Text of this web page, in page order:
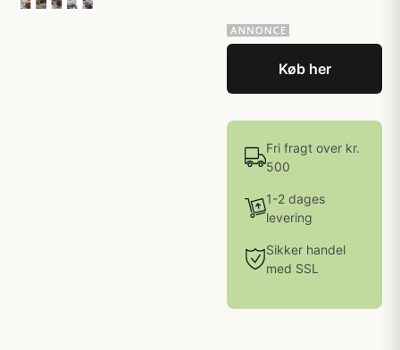
Køb her
Fri fragt over kr.
500
1-2 dages
levering
Sikker handel
med SSL